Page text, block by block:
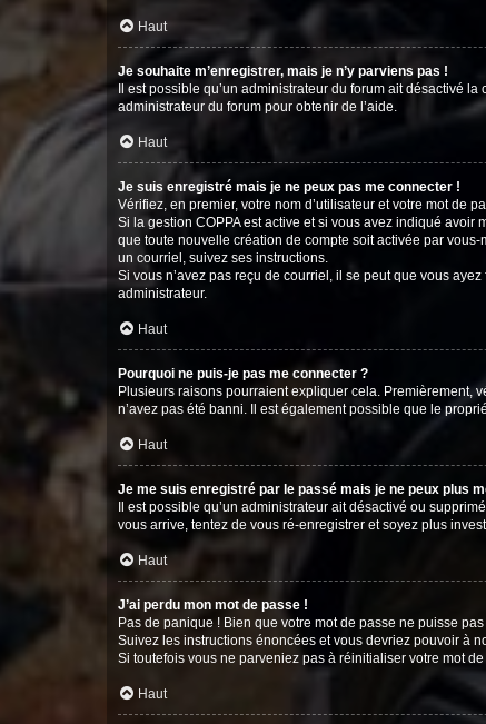
Haut
Je souhaite m’enregistrer, mais je n’y parviens pas !
Il est possible qu’un administrateur du forum ait désactivé
administrateur du forum pour obtenir de l’aide.
Haut
Je suis enregistré mais je ne peux pas me connecter !
Vérifiez, en premier, votre nom d’utilisateur et votre mot de
Si la gestion COPPA est active et si vous avez indiqué
que toute nouvelle création de compte soit activée par
un courriel, suivez ses instructions.
Si vous n’avez pas reçu de courriel, il se peut que vous
administrateur.
Haut
Pourquoi ne puis-je pas me connecter ?
Plusieurs raisons pourraient expliquer cela. Premièrement,
n’avez pas été banni. Il est également possible que le
Haut
Je me suis enregistré par le passé mais je ne peux plus
Il est possible qu’un administrateur ait désactivé ou
vous arrive, tentez de vous ré-enregistrer et soyez plus
Haut
J’ai perdu mon mot de passe !
Pas de panique ! Bien que votre mot de passe ne puisse
Suivez les instructions énoncées et vous devriez pouvoir à
Si toutefois vous ne parveniez pas à réinitialiser votre mot
Haut